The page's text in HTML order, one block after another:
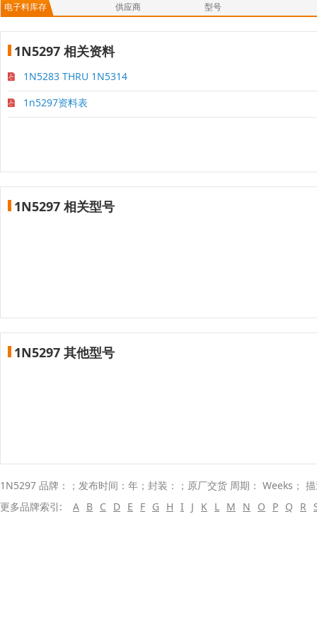
电子料库存 供应商 型号
1N5297 相关资料
1N5283 THRU 1N5314
1n5297资料表
1N5297 相关型号
1N5297 其他型号
1N5297 品牌：；发布时间：年；封装：；原厂交货 周期： Weeks；
更多品牌索引:
A B C D E F G H I J K L M N O P Q R